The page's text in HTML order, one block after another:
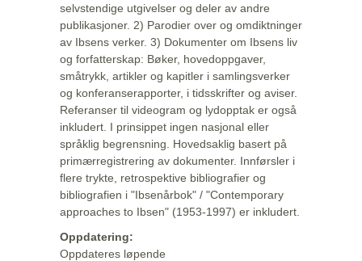
selvstendige utgivelser og deler av andre
publikasjoner. 2) Parodier over og omdiktninger
av Ibsens verker. 3) Dokumenter om Ibsens liv
og forfatterskap: Bøker, hovedoppgaver,
småtrykk, artikler og kapitler i samlingsverker
og konferanserapporter, i tidsskrifter og aviser.
Referanser til videogram og lydopptak er også
inkludert. I prinsippet ingen nasjonal eller
språklig begrensning. Hovedsaklig basert på
primærregistrering av dokumenter. Innførsler i
flere trykte, retrospektive bibliografier og
bibliografien i "Ibsenårbok" / "Contemporary
approaches to Ibsen" (1953-1997) er inkludert.
Oppdatering:
Oppdateres løpende